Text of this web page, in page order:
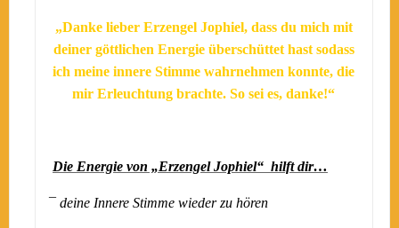
„Danke lieber Erzengel Jophiel, dass du mich mit
deiner göttlichen Energie überschüttet hast sodass
ich meine innere Stimme wahrnehmen konnte, die
mir Erleuchtung brachte.So sei es, danke!“
Die Energie von „Erzengel Jophiel“ hilft dir…
¯ deine Innere Stimme wieder zu hören